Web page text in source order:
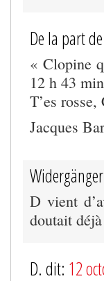
De la part
« Clopine
12 h 43 min
T’es
Jacques
D vient
doutait
D. dit: 12